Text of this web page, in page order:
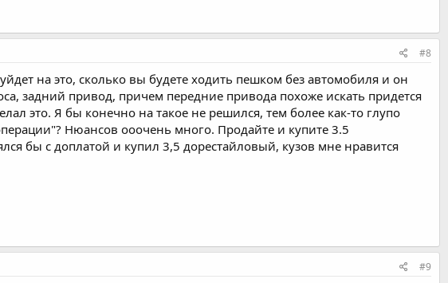
#8
на это, сколько вы будете ходить пешком без автомобиля и он
задний привод, причем передние привода похоже искать придется
это. Я бы конечно на такое не решился, тем более как-то глупо
Нюансов ооочень много. Продайте и купите 3.5
бы с доплатой и купил 3,5 дорестайловый, кузов мне нравится
#9